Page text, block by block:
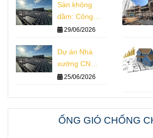
Sàn không
dầm: Công
nghệ, Kết cấu,
công
29/06/2026
Dự án Nhà
xưởng CN
Winwin
25/06/2026
ỐNG GIÓ CHỐNG